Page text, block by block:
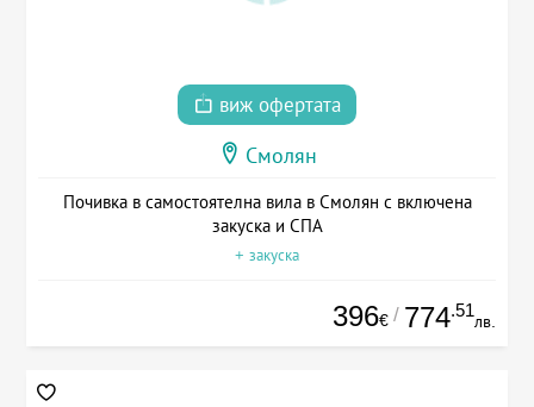
виж офертата
Смолян
Почивка в самостоятелна вила в Смолян с включена
закуска и СПА
+ закуска
396€ / 774.51
лв.